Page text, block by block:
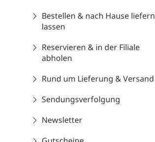
Bestellen & nach Hause liefern
lassen
Reservieren & in der Filiale
abholen
Rund um Lieferung & Versand
Sendungsverfolgung
Newsletter